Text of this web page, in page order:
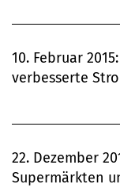
10. Februar
verbesserte
22. Dezember
Supermärkten